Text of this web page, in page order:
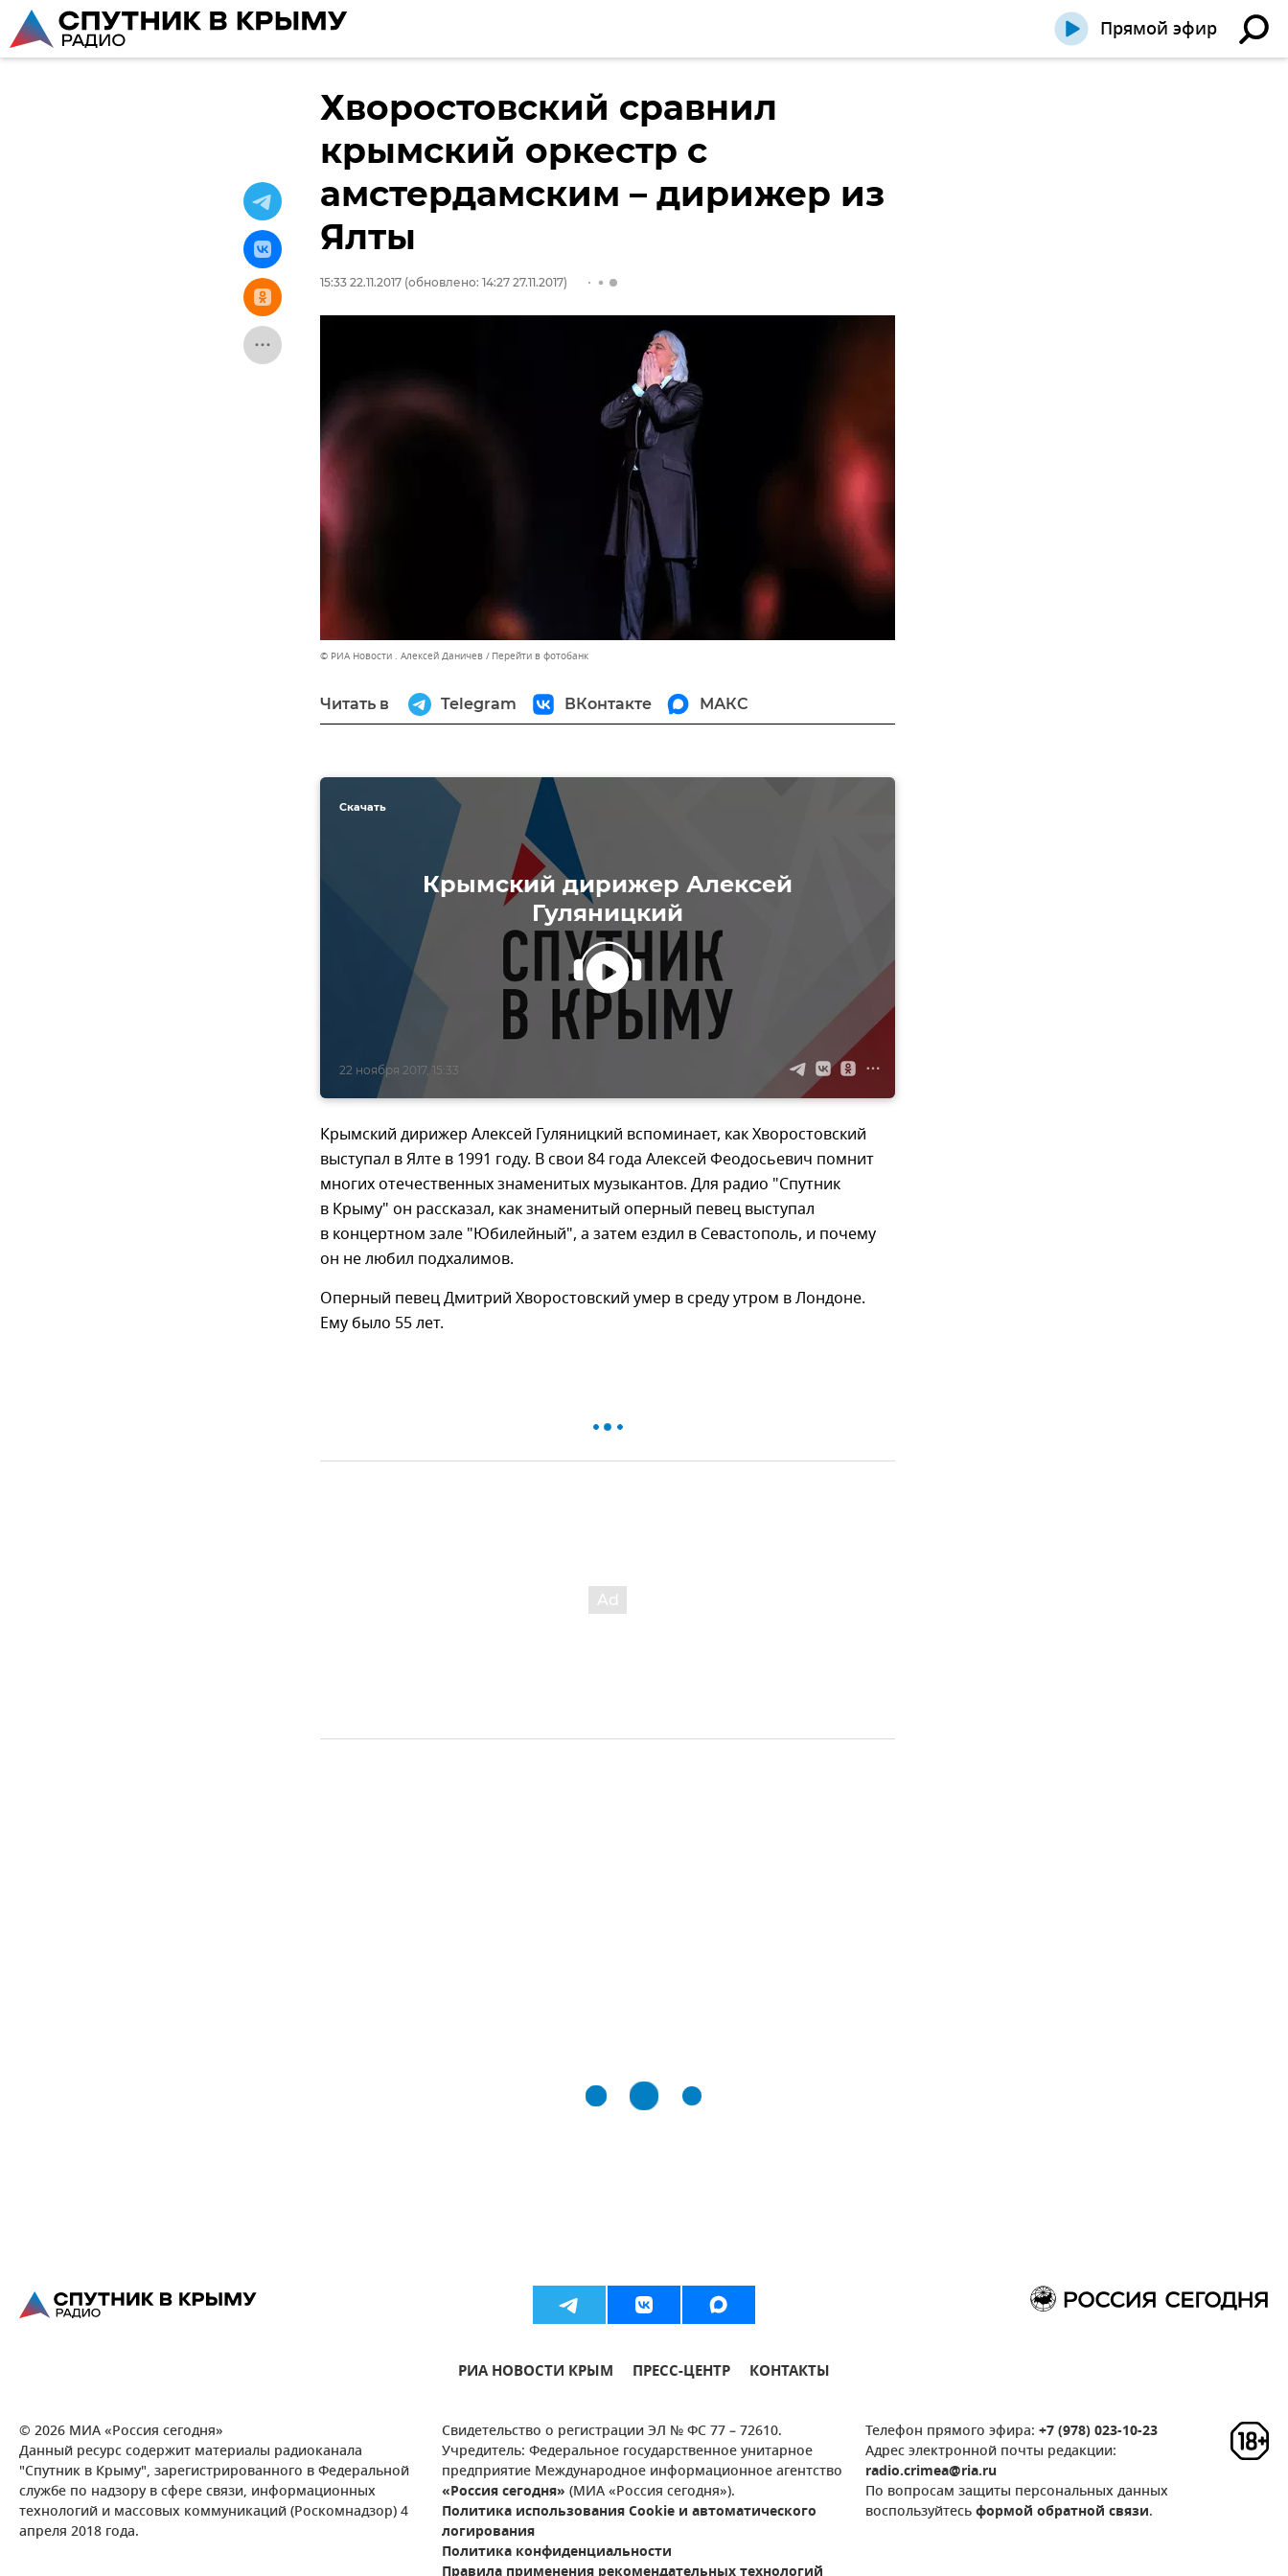
Прямой эфир
Хворостовский сравнил
крымский оркестр с
амстердамским – дирижер из
Ялты
15:33 22.11.2017 (обновлено: 14:27 27.11.2017)
© РИА Новости . Алексей Даничев Перейти в фотобанк
Читать в Telegram ВКонтакте МАКС
Крымский дирижер Алексей
Гуляницкий
22 ноября 2017, 15:33
Скачать
Крымский дирижер Алексей Гуляницкий вспоминает, как Хворостовский
выступал в Ялте в 1991 году. В свои 84 года Алексей Феодосьевич помнит
многих отечественных знаменитых музыкантов. Для радио "Спутник
в Крыму" он рассказал, как знаменитый оперный певец выступал
в концертном зале "Юбилейный", а затем ездил в Севастополь, и почему
он не любил подхалимов.
Оперный певец Дмитрий Хворостовский умер в среду утром в Лондоне.
Ему было 55 лет.
РИА НОВОСТИ КРЫМ ПРЕСС-ЦЕНТР КОНТАКТЫ
© 2026 МИА «Россия сегодня»
Данный ресурс содержит материалы радиоканала
"Спутник в Крыму", зарегистрированного в Федеральной
службе по надзору в сфере связи, информационных
технологий и массовых коммуникаций (Роскомнадзор) 4
апреля 2018 года.
Свидетельство о регистрации ЭЛ № ФС 77 – 72610.
Учредитель: Федеральное государственное унитарное
предприятие Международное информационное агентство
«Россия сегодня» (МИА «Россия сегодня»).
Политика использования Cookie и автоматического
логирования
Политика конфиденциальности
Телефон прямого эфира: +7 (978) 023-10-23
Адрес электронной почты редакции:
radio.crimea@ria.ru
По вопросам защиты персональных данных
воспользуйтесьформой обратной связи.